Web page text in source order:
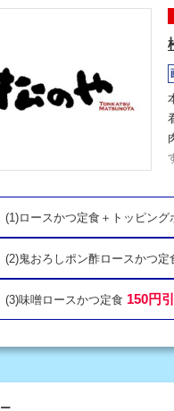
(1)ロースかつ定食＋トッピング
(2)鬼おろしポン酢ロースかつ定
(3)味噌ロースかつ定食 150円